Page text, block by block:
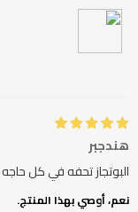
هندجبر
البوتجاز تحفه في كل حاجه
نعم، أوصي بهذا المنتج.